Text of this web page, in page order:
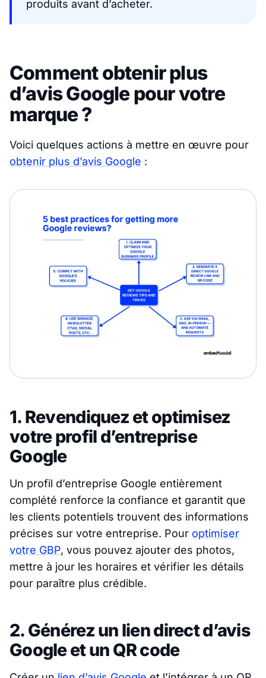
produits avant d’acheter.
Comment obtenir plus
d’avis Google pour votre
marque ?
Voici quelques actions à mettre en œuvre pour
obtenir plus d’avis Google :
1. Revendiquez et optimisez
votre profil d’entreprise
Google
Un profil d’entreprise Google entièrement
complété renforce la confiance et garantit que
les clients potentiels trouvent des informations
précises sur votre entreprise. Pour optimiser
votre GBP, vous pouvez ajouter des photos,
mettre à jour les horaires et vérifier les détails
pour paraître plus crédible.
2. Générez un lien direct d’avis
Google et un QR code